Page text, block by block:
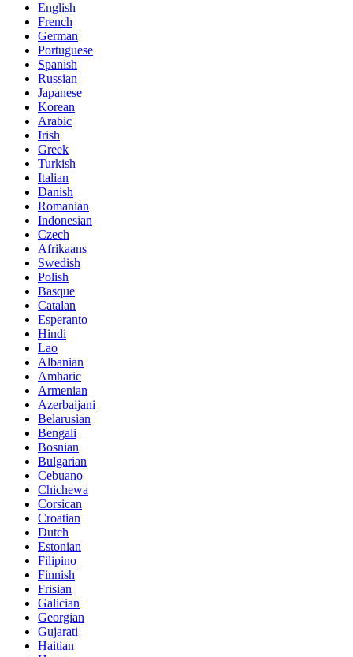
English
French
German
Portuguese
Spanish
Russian
Japanese
Korean
Arabic
Irish
Greek
Turkish
Italian
Danish
Romanian
Indonesian
Czech
Afrikaans
Swedish
Polish
Basque
Catalan
Esperanto
Hindi
Lao
Albanian
Amharic
Armenian
Azerbaijani
Belarusian
Bengali
Bosnian
Bulgarian
Cebuano
Chichewa
Corsican
Croatian
Dutch
Estonian
Filipino
Finnish
Frisian
Galician
Georgian
Gujarati
Haitian